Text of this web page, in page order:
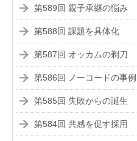
第589回 親子承継の悩み
第588回 課題を具体化
第587回 オッカムの剃刀
第586回 ノーコードの事例
第585回 失敗からの誕生
第584回 共感を促す採用